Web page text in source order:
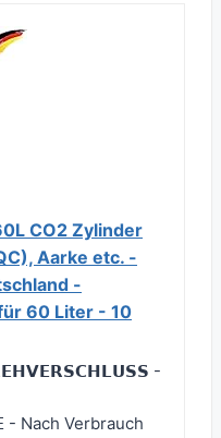
CO2 Zylinder
Aarke etc. -
-
60 Liter - 10
-
Verbrauch